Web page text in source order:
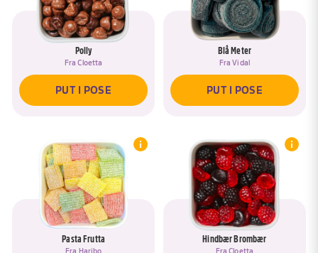
Polly
FraCloetta
PUT I POSE
Blå Meter
FraVidal
PUT I POSE
Pasta Frutta
Fra Haribo
Hindbær Brombær
FraCloetta